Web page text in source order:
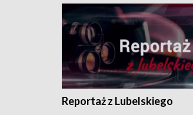
Reportaż z Lubelskiego